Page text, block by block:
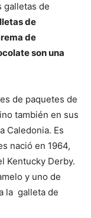
galletas de
de
de
son una
de paquetes de
también en sus
Caledonia. Es
nació en 1964,
Kentucky Derby.
y uno de
la galleta de